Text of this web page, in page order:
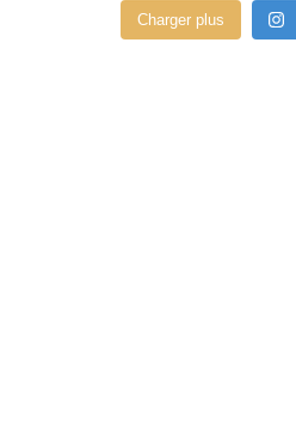
Charger plus